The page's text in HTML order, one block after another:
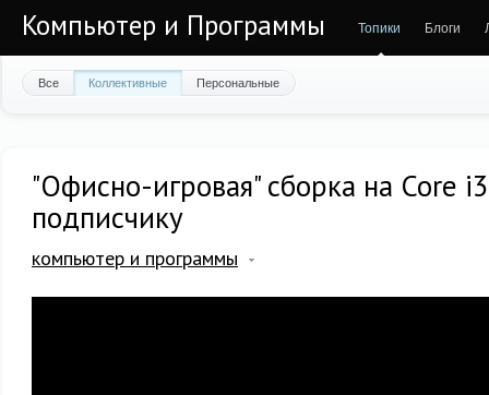
Компьютер и Программы Топики Блоги
Все Коллективные Персональные
"Офисно-игровая" сборка на Core
подписчику
компьютер и программы